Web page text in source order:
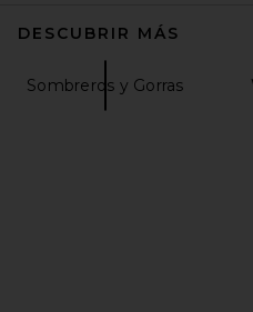
DESCUBRIR MÁS
Sombreros y Gorras